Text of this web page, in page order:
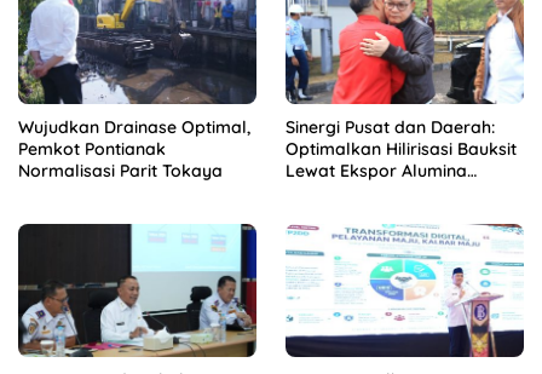
Wujudkan Drainase Optimal,
Pemkot Pontianak
Normalisasi Parit Tokaya
Sinergi Pusat dan Daerah:
Optimalkan Hilirisasi Bauksit
Lewat Ekspor Alumina